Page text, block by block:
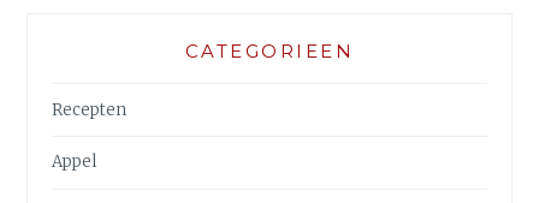
CATEGORIEEN
Recepten
Appel